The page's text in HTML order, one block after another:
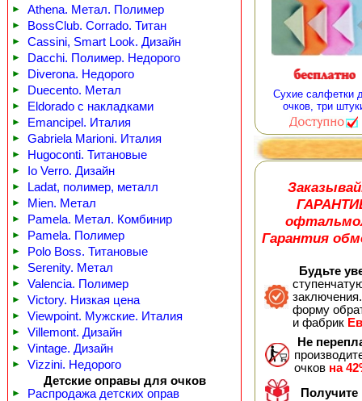
► Athena. Метал. Полимер
► BossClub. Corrado. Титан
► Cassini, Smart Look. Дизайн
► Dacchi. Полимер. Недорого
► Diverona. Недорого
► Duecento. Метал
► Eldorado с накладками
► Emancipel. Италия
► Gabriela Marioni. Италия
► Hugoconti. Титановые
► Io Verro. Дизайн
► Ladat, полимер, металл
► Mien. Метал
► Pamela. Метал. Комбинир
► Pamela. Полимер
► Polo Boss. Титановые
► Serenity. Метал
► Valencia. Полимер
► Victory. Низкая цена
► Viewpoint. Мужские. Италия
► Villemont. Дизайн
► Vintage. Дизайн
►
Vizzini. Недорого
Детские оправы для очков
► Распродажа детских оправ
Сухие салфетки
очков, три
Гарантия
Будьте
форму
и фабрик
Не
очков на
Получите